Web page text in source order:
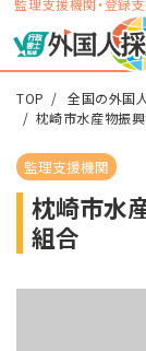
監理支援機関・登録
TOP 全国の外国
枕崎市水産物振
監理支援機関
枕崎市水
組合